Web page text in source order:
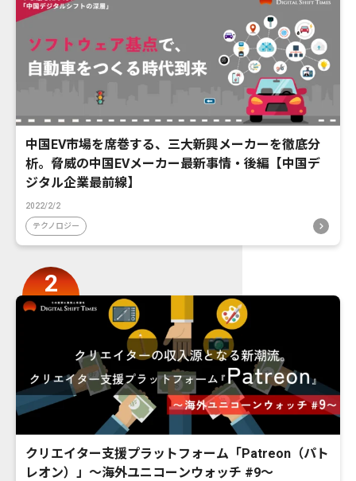
中国EV市場を席巻する、三大新興メーカーを徹底分
析。脅威の中国EVメーカー最新事情・後編【中国デ
ジタル企業最前線】
2022/2/2
テクノロジー
クリエイター支援プラットフォーム「Patreon（パト
レオン）」〜海外ユニコーンウォッチ #9〜